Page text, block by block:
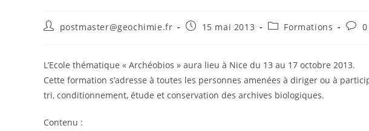
postmaster@geochimie.fr 15 mai 2013 Formations
L’Ecole thématique « Archéobios » aura lieu à Nice du 13 au 17 octobre 2013.
Cette formation s’adresse à toutes les personnes amenées à diriger ou à
tri, conditionnement, étude et conservation des archives biologiques.
Contenu :